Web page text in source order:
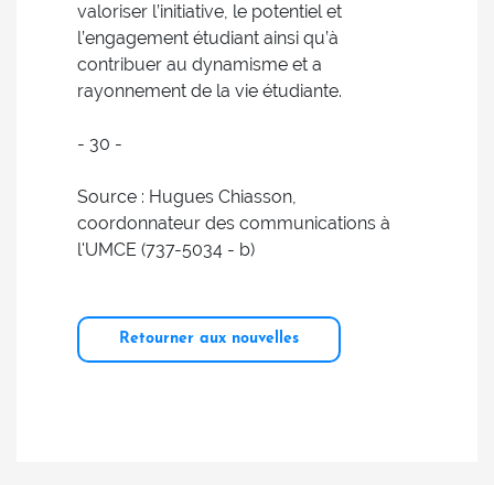
valoriser l’initiative, le potentiel et
l’engagement étudiant ainsi qu’à
contribuer au dynamisme et a
rayonnement de la vie étudiante.
- 30 -
Source : Hugues Chiasson,
coordonnateur des communications à
l'UMCE (737-5034 - b)
Retourner aux nouvelles